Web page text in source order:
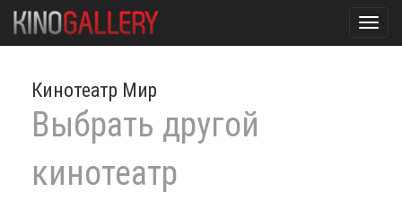
Кинотеатр Мир
Выбрать другой
кинотеатр